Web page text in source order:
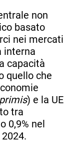
non
basato
nei mercati
interna
capacità
quello che
s) e la UE
tra
0,9% nel